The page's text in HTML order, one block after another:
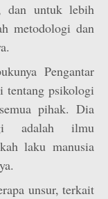
dan untuk lebih
metodologi dan
Pengantar
tentang psikologi
pihak. Dia
adalah ilmu
laku manusia
unsur, terkait